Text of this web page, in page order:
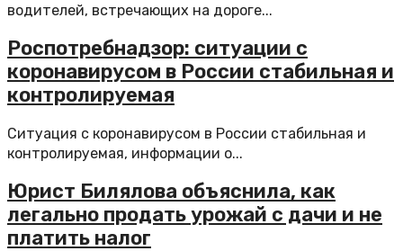
водителей, встречающих на дороге...
Роспотребнадзор: ситуации с
коронавирусом в России стабильная и
контролируемая
Ситуация с коронавирусом в России стабильная и
контролируемая, информации о...
Юрист Билялова объяснила, как
легально продать урожай с дачи и не
платить налог